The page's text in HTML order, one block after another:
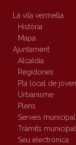
La vila vermella
Història
Mapa
Ajuntament
Alcaldia
Regidories
Pla local de
Urbanisme
Plens
Serveis
Tràmits
Seu electrònica